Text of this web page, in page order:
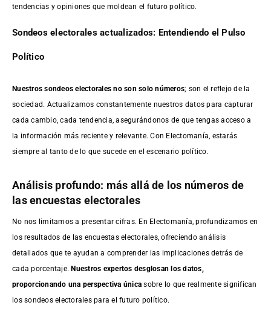
tendencias y opiniones que moldean el futuro político.
Sondeos electorales actualizados: Entendiendo el Pulso
Político
Nuestros sondeos electorales no son solo números; son el reflejo de la
sociedad. Actualizamos constantemente nuestros datos para capturar
cada cambio, cada tendencia, asegurándonos de que tengas acceso a
la información más reciente y relevante. Con Electomanía, estarás
siempre al tanto de lo que sucede en el escenario político.
Análisis profundo: más allá de los números de
las encuestas electorales
No nos limitamos a presentar cifras. En Electomanía, profundizamos en
los resultados de las encuestas electorales, ofreciendo análisis
detallados que te ayudan a comprender las implicaciones detrás de
cada porcentaje.Nuestros expertos desglosan los datos,
proporcionando una perspectiva única sobre lo que realmente significan
los sondeos electorales para el futuro político.